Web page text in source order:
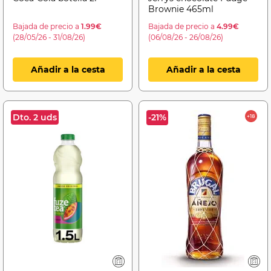
Bajada de precio a 1.99€
(28/05/26 - 31/08/26)
Añadir a la cesta
Brownie 465ml
Bajada de precio a 4.99€
(06/08/26 - 26/08/26)
Añadir a la cesta
Dto. 2 uds -21%